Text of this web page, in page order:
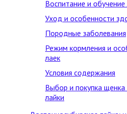
Воспитание и обучение
Уход и особенности
Породные заболевания
Режим кормления и
лаек
Условия содержания
Выбор и покупка
лайки